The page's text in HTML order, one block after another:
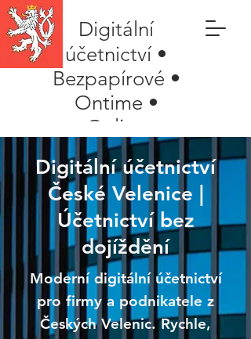
Digitální
účetnictví •
Bezpapírové •
Ontime •
Online
Digitální účetnictví
České Velenice |
Účetnictví bez
dojíždění
Moderní digitální účetnictví
pro firmy a podnikatele z
Českých Velenic. Rychle,